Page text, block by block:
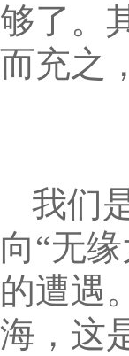
够了。
而充之
我们
向“无
的遭遇
海，这